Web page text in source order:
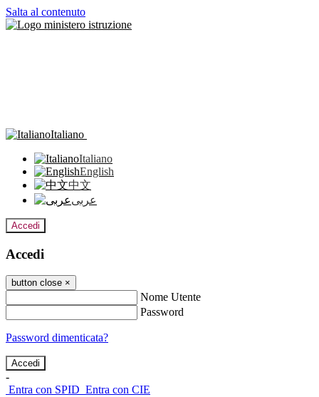
Salta al contenuto
Italiano
Italiano
English
中文
عربى
Accedi
Accedi
button close ×
Nome Utente
Password
Password dimenticata?
-
Entra con SPID Entra con CIE